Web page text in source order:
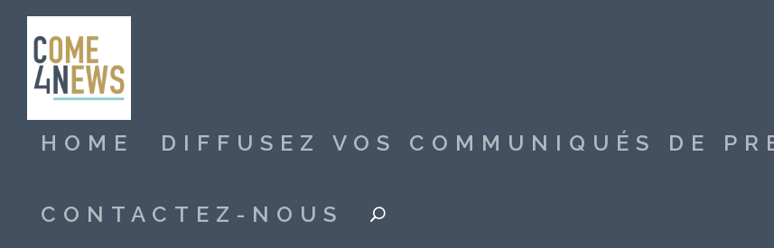
HOME DIFFUSEZ VOS COMMUNIQUÉS DE
CONTACTEZ-NOUS